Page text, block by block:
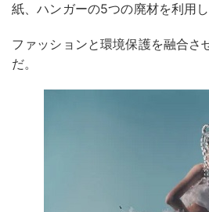
紙、ハンガーの5つの廃材を利用し
ファッションと環境保護を融合さ
だ。